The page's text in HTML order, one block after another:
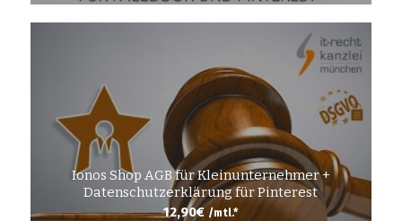
Ionos Shop AGB für Kleinunternehmer +
Datenschutzerklärung für Pinterest
12,90€ /mtl.*